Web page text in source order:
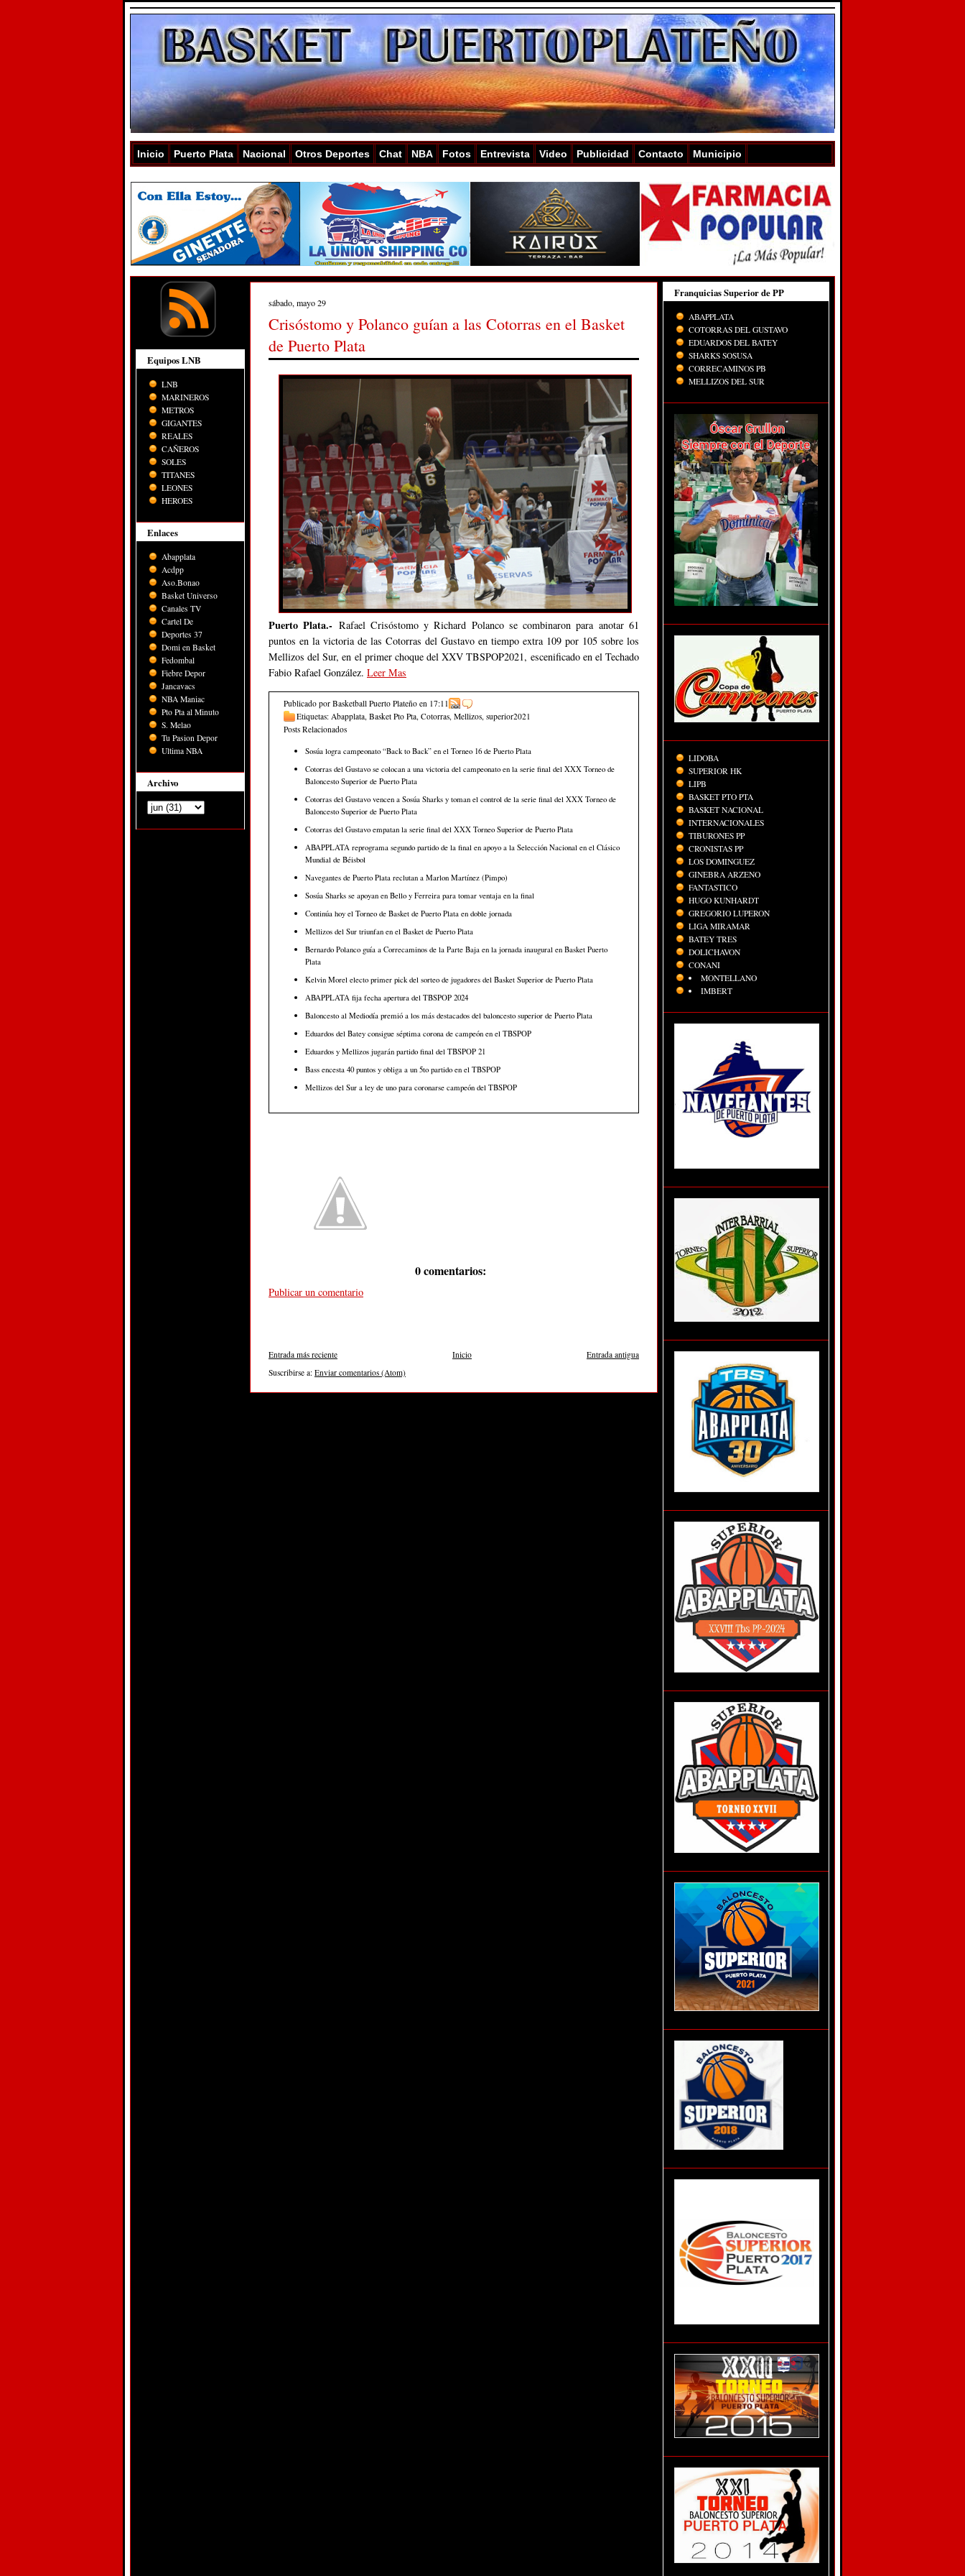
Inicio Puerto Plata Nacional Otros Deportes Chat NBA Fotos Entrevista Video Publicidad Contacto Municipio
Equipos LNB
LNB
MARINEROS
METROS
GIGANTES
REALES
CAÑEROS
SOLES
TITANES
LEONES
HEROES
Enlaces
Abapplata
Acdpp
Aso.Bonao
Basket Universo
Canales TV
Cartel De
Deportes 37
Domi en Basket
Fedombal
Fiebre Depor
Jancavacs
NBA Maniac
Pto Pta al Minuto
S. Melao
Tu Pasion Depor
Ultima NBA
Archivo
sábado, mayo 29
Crisóstomo y Polanco guían a las Cotorras en el Basket
de Puerto Plata
Puerto Plata.- Rafael Crisóstomo y Richard Polanco se combinaron para anotar 61
puntos en la victoria de las Cotorras del Gustavo en tiempo extra 109 por 105 sobre los
Mellizos del Sur, en el primer choque del XXV TBSPOP2021, escenificado en el Techado
Fabio Rafael González. Leer Mas
Publicado por Basketball Puerto Plateño en 17:11
Etiquetas: Abapplata, Basket Pto Pta, Cotorras, Mellizos, superior2021
Posts Relacionados
Sosúa logra campeonato “Back to Back” en el Torneo 16 de Puerto Plata
Cotorras del Gustavo se colocan a una victoria del campeonato en la serie final del XXX Torneo de
Baloncesto Superior de Puerto Plata
Cotorras del Gustavo vencen a Sosúa Sharks y toman el control de la serie final del XXX Torneo de
Baloncesto Superior de Puerto Plata
Cotorras del Gustavo empatan la serie final del XXX Torneo Superior de Puerto Plata
ABAPPLATA reprograma segundo partido de la final en apoyo a la Selección Nacional en el Clásico
Mundial de Béisbol
Navegantes de Puerto Plata reclutan a Marlon Martínez (Pimpo)
Sosúa Sharks se apoyan en Bello y Ferreira para tomar ventaja en la final
Continúa hoy el Torneo de Basket de Puerto Plata en doble jornada
Mellizos del Sur triunfan en el Basket de Puerto Plata
Bernardo Polanco guía a Correcaminos de la Parte Baja en la jornada inaugural en Basket Puerto
Plata
Kelvin Morel electo primer pick del sorteo de jugadores del Basket Superior de Puerto Plata
ABAPPLATA fija fecha apertura del TBSPOP 2024
Baloncesto al Mediodía premió a los más destacados del baloncesto superior de Puerto Plata
Eduardos del Batey consigue séptima corona de campeón en el TBSPOP
Eduardos y Mellizos jugarán partido final del TBSPOP 21
Bass encesta 40 puntos y obliga a un 5to partido en el TBSPOP
Mellizos del Sur a ley de uno para coronarse campeón del TBSPOP
0 comentarios:
Publicar un comentario
Entrada más reciente Entrada antigua
Inicio
Suscribirse a: Enviar comentarios (Atom)
Franquicias Superior de PP
ABAPPLATA
COTORRAS DEL GUSTAVO
EDUARDOS DEL BATEY
SHARKS SOSUSA
CORRECAMINOS PB
MELLIZOS DEL SUR
LIDOBA
SUPERIOR HK
LIPB
BASKET PTO PTA
BASKET NACIONAL
INTERNACIONALES
TIBURONES PP
CRONISTAS PP
LOS DOMINGUEZ
GINEBRA ARZENO
FANTASTICO
HUGO KUNHARDT
GREGORIO LUPERON
LIGA MIRAMAR
BATEY TRES
DOLICHAVON
CONANI
MONTELLANO
IMBERT